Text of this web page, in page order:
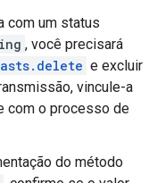
com um status
, você precisará
e excluir
vincule-a
com o processo de
do método